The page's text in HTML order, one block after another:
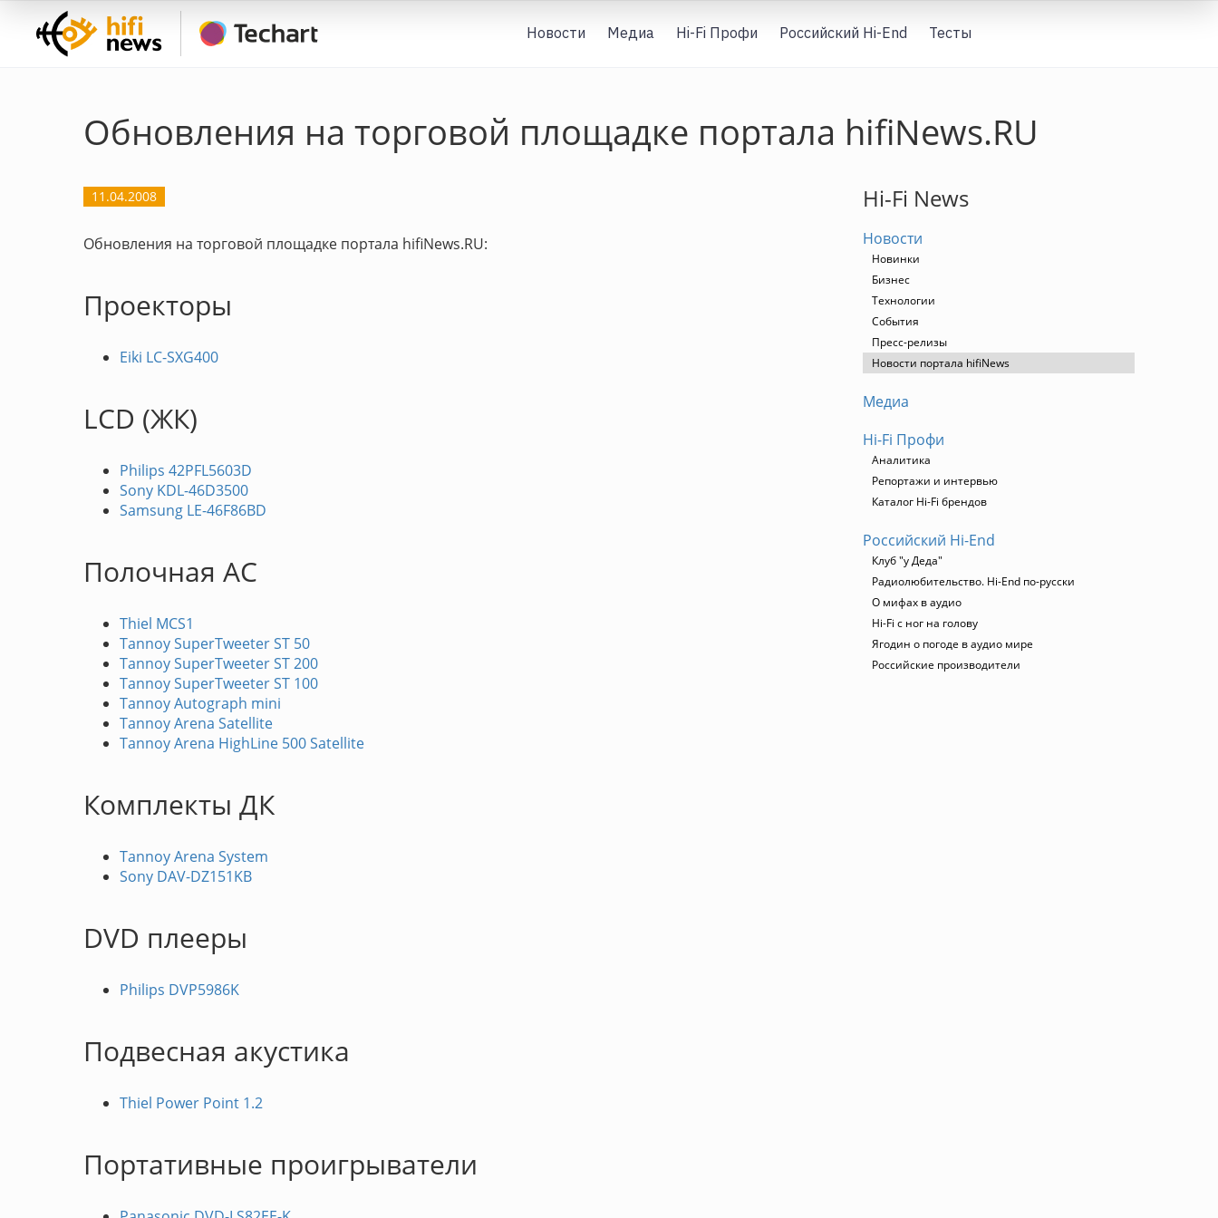
Новости Медиа Hi-Fi Профи Российский Hi-End Тесты
Обновления на торговой площадке портала hifiNews.RU
11.04.2008
Обновления на торговой площадке портала hifiNews.RU:
Проекторы
Eiki LC-SXG400
LCD (ЖК)
Philips 42PFL5603D
Sony KDL-46D3500
Samsung LE-46F86BD
Полочная АС
Thiel MCS1
Tannoy SuperTweeter ST 50
Tannoy SuperTweeter ST 200
Tannoy SuperTweeter ST 100
Tannoy Autograph mini
Tannoy Arena Satellite
Tannoy Arena HighLine 500 Satellite
Комплекты ДК
Tannoy Arena System
Sony DAV-DZ151KB
DVD плееры
Philips DVP5986K
Подвесная акустика
Thiel Power Point 1.2
Портативные проигрыватели
Hi-Fi News
Новости
Новинки
Бизнес
Технологии
События
Пресс-релизы
Новости портала hifiNews
Медиа
Hi-Fi Профи
Аналитика
Репортажи и интервью
Каталог Hi-Fi брендов
Российский Hi-End
Клуб "у Деда"
Радиолюбительство. Hi-End по-русски
О мифах в аудио
Hi-Fi с ног на голову
Ягодин о погоде в аудио мире
Российские производители